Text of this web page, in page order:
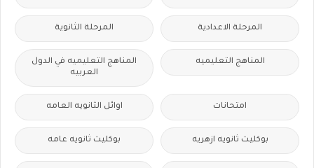
المرحلة الاعدادية المرحلة الثانوية
المناهج التعليميه
المناهج التعليميه في الدول
العربيه
امتحانات اوائل الثانويه العامه
بوكليت ثانويه ازهريه بوكليت ثانويه عامه